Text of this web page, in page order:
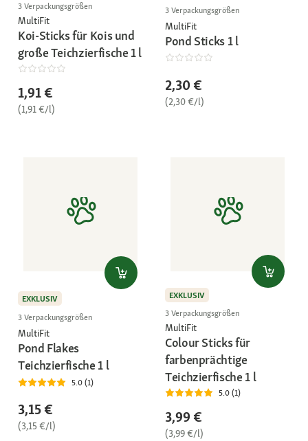
3 Verpackungsgrößen
MultiFit
Koi-Sticks für Kois und
große Teichzierfische 1 l
1,91 €
(1,91 €/l)
3 Verpackungsgrößen
MultiFit
Pond Sticks 1 l
2,30 €
(2,30 €/l)
EXKLUSIV
3 Verpackungsgrößen
MultiFit
Pond Flakes
Teichzierfische 1 l
5.0 (1)
3,15 €
(3,15 €/l)
EXKLUSIV
3 Verpackungsgrößen
MultiFit
Colour Sticks für
farbenprächtige
Teichzierfische 1 l
5.0 (1)
3,99 €
(3,99 €/l)